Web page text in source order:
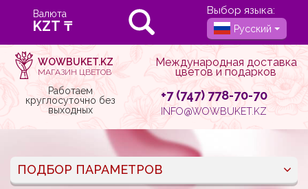
Валюта Выбор языка:
Русский
WOWBUKET.KZ
МАГАЗИН ЦВЕТОВ
Международная доставка
цветов и подарков
Работаем
круглосуточно без
выходных
+7 (747) 778-70-70
INFO@WOWBUKET.KZ
ПОДБОР ПАРАМЕТРОВ